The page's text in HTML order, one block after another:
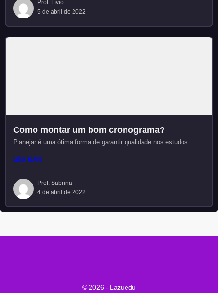
Prof. Lívio
5 de abril de 2022
Como montar um bom cronograma?
Planejar é uma ótima forma de garantir qualidade nos estudos...
LEIA MAIS
Prof. Sabrina
4 de abril de 2022
© 2026 - Lazuedu